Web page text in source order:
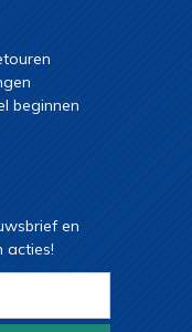
beginnen
en
acties!